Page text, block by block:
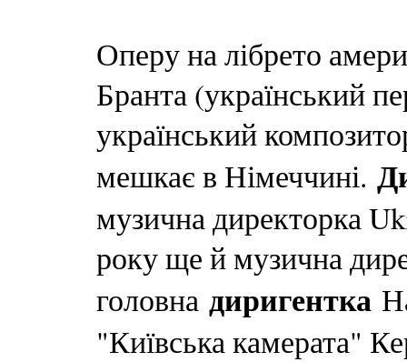
Оперу на лібрето
Бранта (український
український
мешкає в Німеччині.
музична директорка
року ще й музична
головна диригентка
"Київська камерата"